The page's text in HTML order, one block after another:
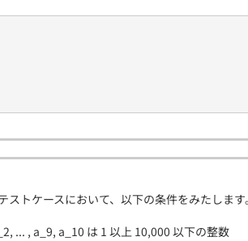
ストケースにおいて、以下の条件をみたします
... , a_9, a_10 は 1 以上 10,000 以下の整数